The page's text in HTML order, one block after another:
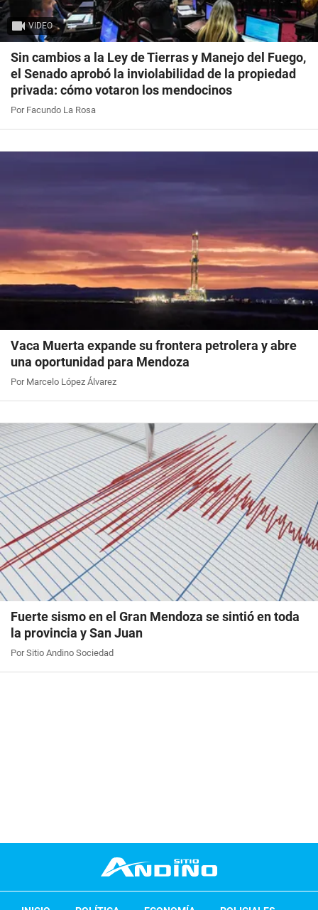
VIDEO
Sin cambios a la Ley de Tierras y Manejo del Fuego,
el Senado aprobó la inviolabilidad de la propiedad
privada: cómo votaron los mendocinos
Por Facundo La Rosa
Vaca Muerta expande su frontera petrolera y abre
una oportunidad para Mendoza
Por Marcelo López Álvarez
Fuerte sismo en el Gran Mendoza se sintió en toda
la provincia y San Juan
Por Sitio Andino Sociedad